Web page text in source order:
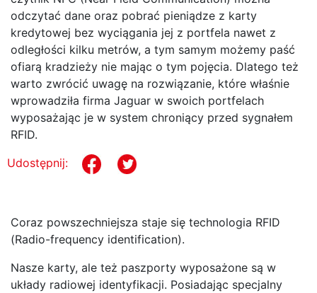
odczytać dane oraz pobrać pieniądze z karty
kredytowej bez wyciągania jej z portfela nawet z
odległości kilku metrów, a tym samym możemy paść
ofiarą kradzieży nie mając o tym pojęcia. Dlatego też
warto zwrócić uwagę na rozwiązanie, które właśnie
wprowadziła firma Jaguar w swoich portfelach
wyposażając je w system chroniący przed sygnałem
RFID.
Udostępnij:
Coraz powszechniejsza staje się technologia RFID
(Radio-frequency identification).
Nasze karty, ale też paszporty wyposażone są w
układy radiowej identyfikacji. Posiadając specjalny